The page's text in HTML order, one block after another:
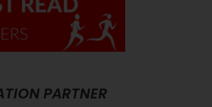
PARTNER